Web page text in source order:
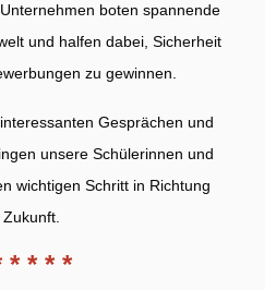
boten spannende
und halfen dabei, Sicherheit
zu gewinnen.
Gesprächen und
unsere Schülerinnen und
wichtigen Schritt in Richtung
Zukunft.
* * * *